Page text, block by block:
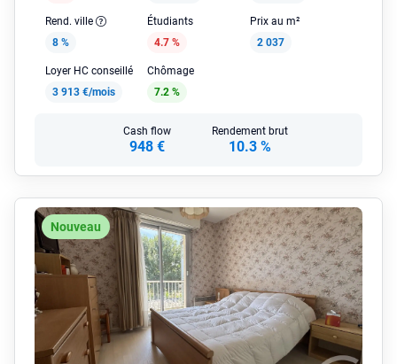
Rend. ville
8 %
Étudiants
4.7 %
Prix au m²
2 037
Loyer HC conseillé
3 913 €/mois
Chômage
7.2 %
Cash flow
948 €
Rendement brut
10.3 %
Nouveau